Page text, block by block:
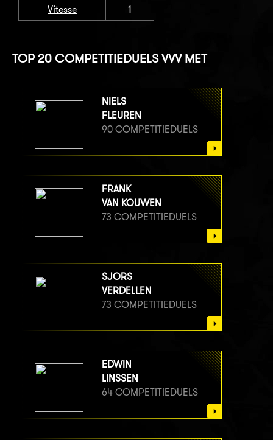
Vitesse 1
TOP 20 COMPETITIEDUELS VVV MET
NIELS
FLEUREN
90 COMPETITIEDUELS
FRANK
VAN KOUWEN
73 COMPETITIEDUELS
SJORS
VERDELLEN
73 COMPETITIEDUELS
EDWIN
LINSSEN
64 COMPETITIEDUELS